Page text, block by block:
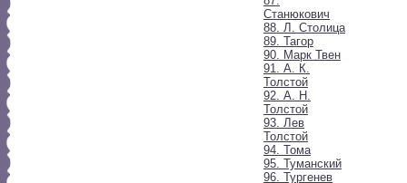
Станюкович
88. Л. Столица
89. Тагор
90. Марк Твен
91. А. К.
Толстой
92. А. Н.
Толстой
93. Лев
Толстой
94. Тома
95. Туманский
96. Тургенев